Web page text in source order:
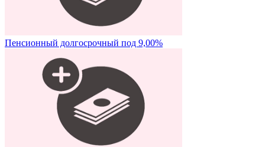
Пенсионный долгосрочный под 9,00%